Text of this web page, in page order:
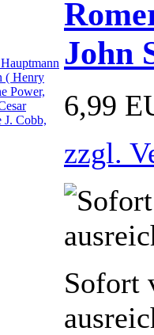
John
6,99
zzgl.
Sofort